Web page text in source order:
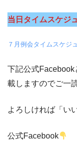
当日タイムスケジ
７月例会タイムスケジ
下記公式Facebook
載しますのでご一
よろしければ「い
公式Facebook